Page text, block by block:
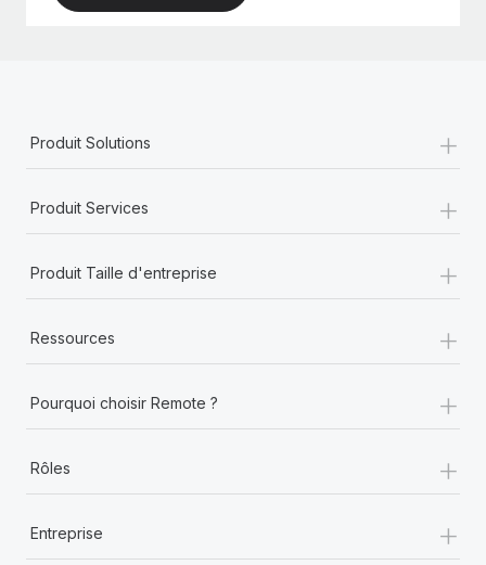
Produit Solutions +
Produit Services +
Produit Taille d'entreprise +
Ressources +
Pourquoi choisir Remote ? +
Rôles +
Entreprise +